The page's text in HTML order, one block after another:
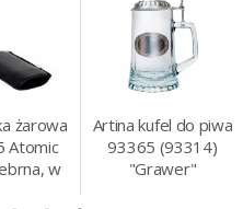
żarowa
Atomic
w
Artina kufel do piwa
93365 (93314)
"Grawer"